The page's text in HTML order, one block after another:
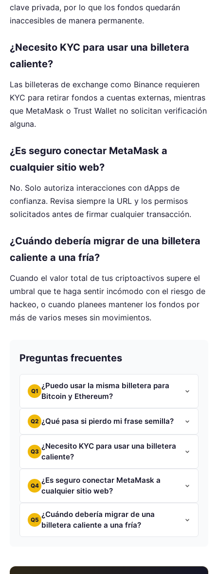
clave privada, por lo que los fondos quedarán
inaccesibles de manera permanente.
¿Necesito KYC para usar una billetera
caliente?
Las billeteras de exchange como Binance requieren
KYC para retirar fondos a cuentas externas, mientras
que MetaMask o Trust Wallet no solicitan verificación
alguna.
¿Es seguro conectar MetaMask a
cualquier sitio web?
No. Solo autoriza interacciones con dApps de
confianza. Revisa siempre la URL y los permisos
solicitados antes de firmar cualquier transacción.
¿Cuándo debería migrar de una billetera
caliente a una fría?
Cuando el valor total de tus criptoactivos supere el
umbral que te haga sentir incómodo con el riesgo de
hackeo, o cuando planees mantener los fondos por
más de varios meses sin movimientos.
Preguntas frecuentes
Q1
¿Puedo usar la misma billetera para
Bitcoin y Ethereum?
Q2 ¿Qué pasa si pierdo mi frase semilla?
Q3
¿Necesito KYC para usar una billetera
caliente?
Q4
¿Es seguro conectar MetaMask a
cualquier sitio web?
Q5
¿Cuándo debería migrar de una
billetera caliente a una fría?